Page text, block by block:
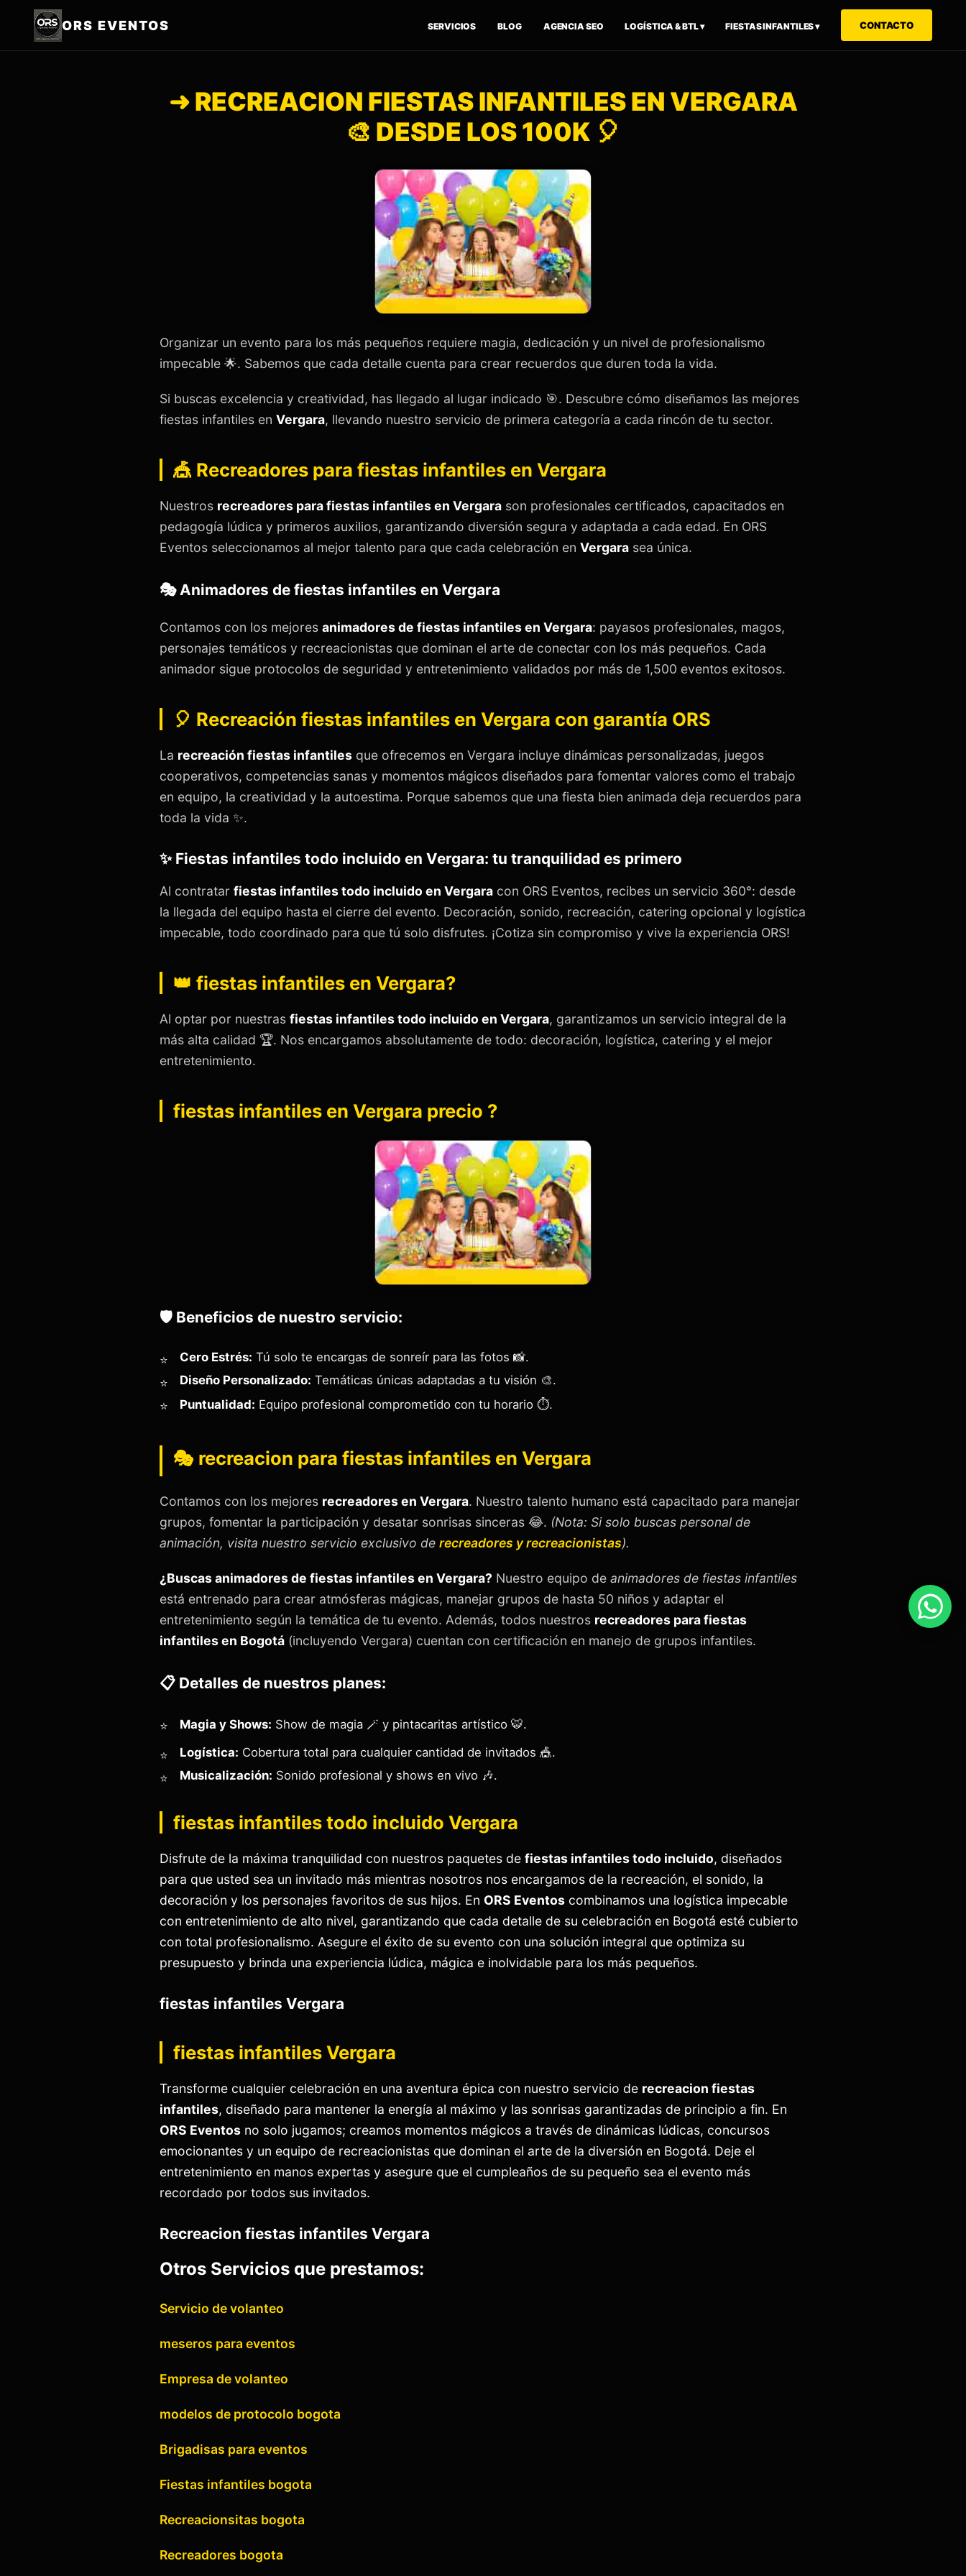
ORS EVENTOS SERVICIOS BLOG AGENCIA SEO LOGÍSTICA & BTL ▾ FIESTAS INFANTILES ▾ CONTACTO
➜ RECREACION FIESTAS INFANTILES EN VERGARA
🎨 DESDE LOS 100K 🎈
Organizar un evento para los más pequeños requiere magia, dedicación y un nivel de profesionalismo
impecable 🌟. Sabemos que cada detalle cuenta para crear recuerdos que duren toda la vida.
Si buscas excelencia y creatividad, has llegado al lugar indicado 🎯. Descubre cómo diseñamos las mejores
fiestas infantiles en Vergara, llevando nuestro servicio de primera categoría a cada rincón de tu sector.
🎪 Recreadores para fiestas infantiles en Vergara
Nuestros recreadores para fiestas infantiles en Vergara son profesionales certificados, capacitados en
pedagogía lúdica y primeros auxilios, garantizando diversión segura y adaptada a cada edad. En ORS
Eventos seleccionamos al mejor talento para que cada celebración en Vergara sea única.
🎭 Animadores de fiestas infantiles en Vergara
Contamos con los mejores animadores de fiestas infantiles en Vergara: payasos profesionales, magos,
personajes temáticos y recreacionistas que dominan el arte de conectar con los más pequeños. Cada
animador sigue protocolos de seguridad y entretenimiento validados por más de 1,500 eventos exitosos.
🎈 Recreación fiestas infantiles en Vergara con garantía ORS
La recreación fiestas infantiles que ofrecemos en Vergara incluye dinámicas personalizadas, juegos
cooperativos, competencias sanas y momentos mágicos diseñados para fomentar valores como el trabajo
en equipo, la creatividad y la autoestima. Porque sabemos que una fiesta bien animada deja recuerdos para
toda la vida ✨.
✨ Fiestas infantiles todo incluido en Vergara: tu tranquilidad es primero
Al contratar fiestas infantiles todo incluido en Vergara con ORS Eventos, recibes un servicio 360°: desde
la llegada del equipo hasta el cierre del evento. Decoración, sonido, recreación, catering opcional y logística
impecable, todo coordinado para que tú solo disfrutes. ¡Cotiza sin compromiso y vive la experiencia ORS!
👑 fiestas infantiles en Vergara?
Al optar por nuestras fiestas infantiles todo incluido en Vergara, garantizamos un servicio integral de la
más alta calidad 🏆. Nos encargamos absolutamente de todo: decoración, logística, catering y el mejor
entretenimiento.
fiestas infantiles en Vergara precio ?
🛡️ Beneficios de nuestro servicio:
Cero Estrés: Tú solo te encargas de sonreír para las fotos 📸.
Diseño Personalizado: Temáticas únicas adaptadas a tu visión 🎨.
Puntualidad: Equipo profesional comprometido con tu horario ⏱️.
🎭 recreacion para fiestas infantiles en Vergara
Contamos con los mejores recreadores en Vergara. Nuestro talento humano está capacitado para manejar
grupos, fomentar la participación y desatar sonrisas sinceras 😂. (Nota: Si solo buscas personal de
animación, visita nuestro servicio exclusivo de recreadores y recreacionistas).
¿Buscas animadores de fiestas infantiles en Vergara? Nuestro equipo de animadores de fiestas infantiles
está entrenado para crear atmósferas mágicas, manejar grupos de hasta 50 niños y adaptar el
entretenimiento según la temática de tu evento. Además, todos nuestros recreadores para fiestas
infantiles en Bogotá (incluyendo Vergara) cuentan con certificación en manejo de grupos infantiles.
📋 Detalles de nuestros planes:
Magia y Shows: Show de magia 🪄 y pintacaritas artístico 🐯.
Logística: Cobertura total para cualquier cantidad de invitados 🎪.
Musicalización: Sonido profesional y shows en vivo 🎶.
fiestas infantiles todo incluido Vergara
Disfrute de la máxima tranquilidad con nuestros paquetes de fiestas infantiles todo incluido, diseñados
para que usted sea un invitado más mientras nosotros nos encargamos de la recreación, el sonido, la
decoración y los personajes favoritos de sus hijos. En ORS Eventos combinamos una logística impecable
con entretenimiento de alto nivel, garantizando que cada detalle de su celebración en Bogotá esté cubierto
con total profesionalismo. Asegure el éxito de su evento con una solución integral que optimiza su
presupuesto y brinda una experiencia lúdica, mágica e inolvidable para los más pequeños.
fiestas infantiles Vergara
fiestas infantiles Vergara
Transforme cualquier celebración en una aventura épica con nuestro servicio de recreacion fiestas
infantiles, diseñado para mantener la energía al máximo y las sonrisas garantizadas de principio a fin. En
ORS Eventos no solo jugamos; creamos momentos mágicos a través de dinámicas lúdicas, concursos
emocionantes y un equipo de recreacionistas que dominan el arte de la diversión en Bogotá. Deje el
entretenimiento en manos expertas y asegure que el cumpleaños de su pequeño sea el evento más
recordado por todos sus invitados.
Recreacion fiestas infantiles Vergara
Otros Servicios que prestamos:
Servicio de volanteo
meseros para eventos
Empresa de volanteo
modelos de protocolo bogota
Brigadisas para eventos
Fiestas infantiles bogota
Recreacionsitas bogota
Recreadores bogota